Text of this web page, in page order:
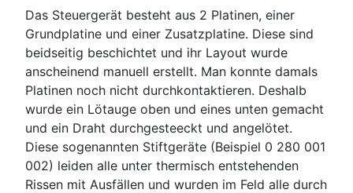
Das Steuergerät besteht aus 2 Platinen, einer
Grundplatine und einer Zusatzplatine. Diese sind
beidseitig beschichtet und ihr Layout wurde
anscheinend manuell erstellt. Man konnte damals
Platinen noch nicht durchkontaktieren. Deshalb
wurde ein Lötauge oben und eines unten gemacht
und ein Draht durchgesteeckt und angelötet.
Diese sogenannten Stiftgeräte (Beispiel 0 280 001
002) leiden alle unter thermisch entstehenden
Rissen mit Ausfällen und wurden im Feld alle durch